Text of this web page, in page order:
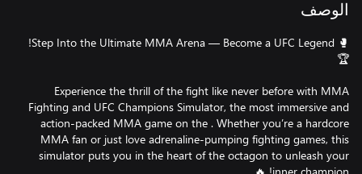
الوصف
🥊 Step Into the Ultimate MMA Arena — Become a UFC Legend!
Experience the thrill of the fight like never before with MMA
Fighting and UFC Champions Simulator, the most immersive and
action-packed MMA game on the . Whether you’re a hardcore
MMA fan or just love adrenaline-pumping fighting games, this
simulator puts you in the heart of the octagon to unleash your